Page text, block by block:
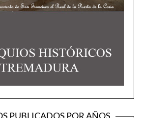
PUBLICADOS POR AÑOS